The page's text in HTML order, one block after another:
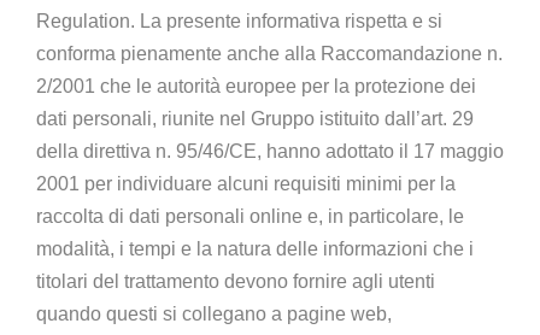
Regulation. La presente informativa rispetta e si
conforma pienamente anche alla Raccomandazione n.
2/2001 che le autorità europee per la protezione dei
dati personali, riunite nel Gruppo istituito dall’art. 29
della direttiva n. 95/46/CE, hanno adottato il 17 maggio
2001 per individuare alcuni requisiti minimi per la
raccolta di dati personali online e, in particolare, le
modalità, i tempi e la natura delle informazioni che i
titolari del trattamento devono fornire agli utenti
quando questi si collegano a pagine web,